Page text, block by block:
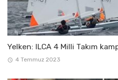
Yelken: ILCA 4 Milli Takım
4 Temmuz 2023